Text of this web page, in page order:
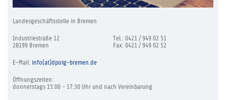
Landesgeschäftsstelle in Bremen
Industriestraße 12
28199 Bremen
Tel.: 0421 / 949 02 51
Fax: 0421 / 949 02 52
E-Mail: info(at)dpolg-bremen.de
Öffnungszeiten:
donnerstags 15:00 - 17:30 Uhr und nach Vereinbarung